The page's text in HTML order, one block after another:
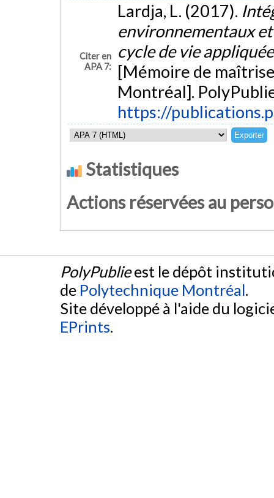
Citer en
APA 7:
Lardja, L. (2017).
environnementaux
cycle de vie
[Mémoire de
Montréal].
https://
Statistiques
Actions réservées au
PolyPublieest le dépôt
de Polytechnique Montréal.
Site développé à l'aide du
EPrints.